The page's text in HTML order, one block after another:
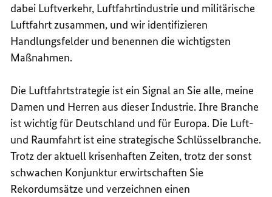
dabei Luftverkehr, Luftfahrtindustrie und militärische
Luftfahrt zusammen, und wir identifizieren
Handlungsfelder und benennen die wichtigsten
Maßnahmen.
Die Luftfahrtstrategie ist ein Signal an Sie alle, meine
Damen und Herren aus dieser Industrie. Ihre Branche
ist wichtig für Deutschland und für Europa. Die Luft-
und Raumfahrt ist eine strategische Schlüsselbranche.
Trotz der aktuell krisenhaften Zeiten, trotz der sonst
schwachen Konjunktur erwirtschaften Sie
Rekordumsätze und verzeichnen einen